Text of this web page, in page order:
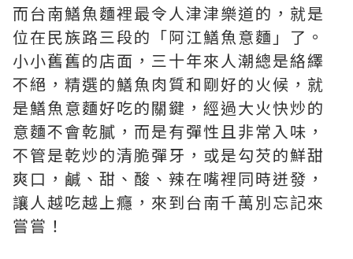
而台南鱔魚麵裡最令人津津樂道的，就是
位在民族路三段的「阿江鱔魚意麵」了。
小小舊舊的店面，三十年來人潮總是絡繹
不絕，精選的鱔魚肉質和剛好的火候，就
是鱔魚意麵好吃的關鍵，經過大火快炒的
意麵不會乾膩，而是有彈性且非常入味，
不管是乾炒的清脆彈牙，或是勾芡的鮮甜
爽口，鹹、甜、酸、辣在嘴裡同時迸發，
讓人越吃越上癮，來到台南千萬別忘記來
嘗嘗！